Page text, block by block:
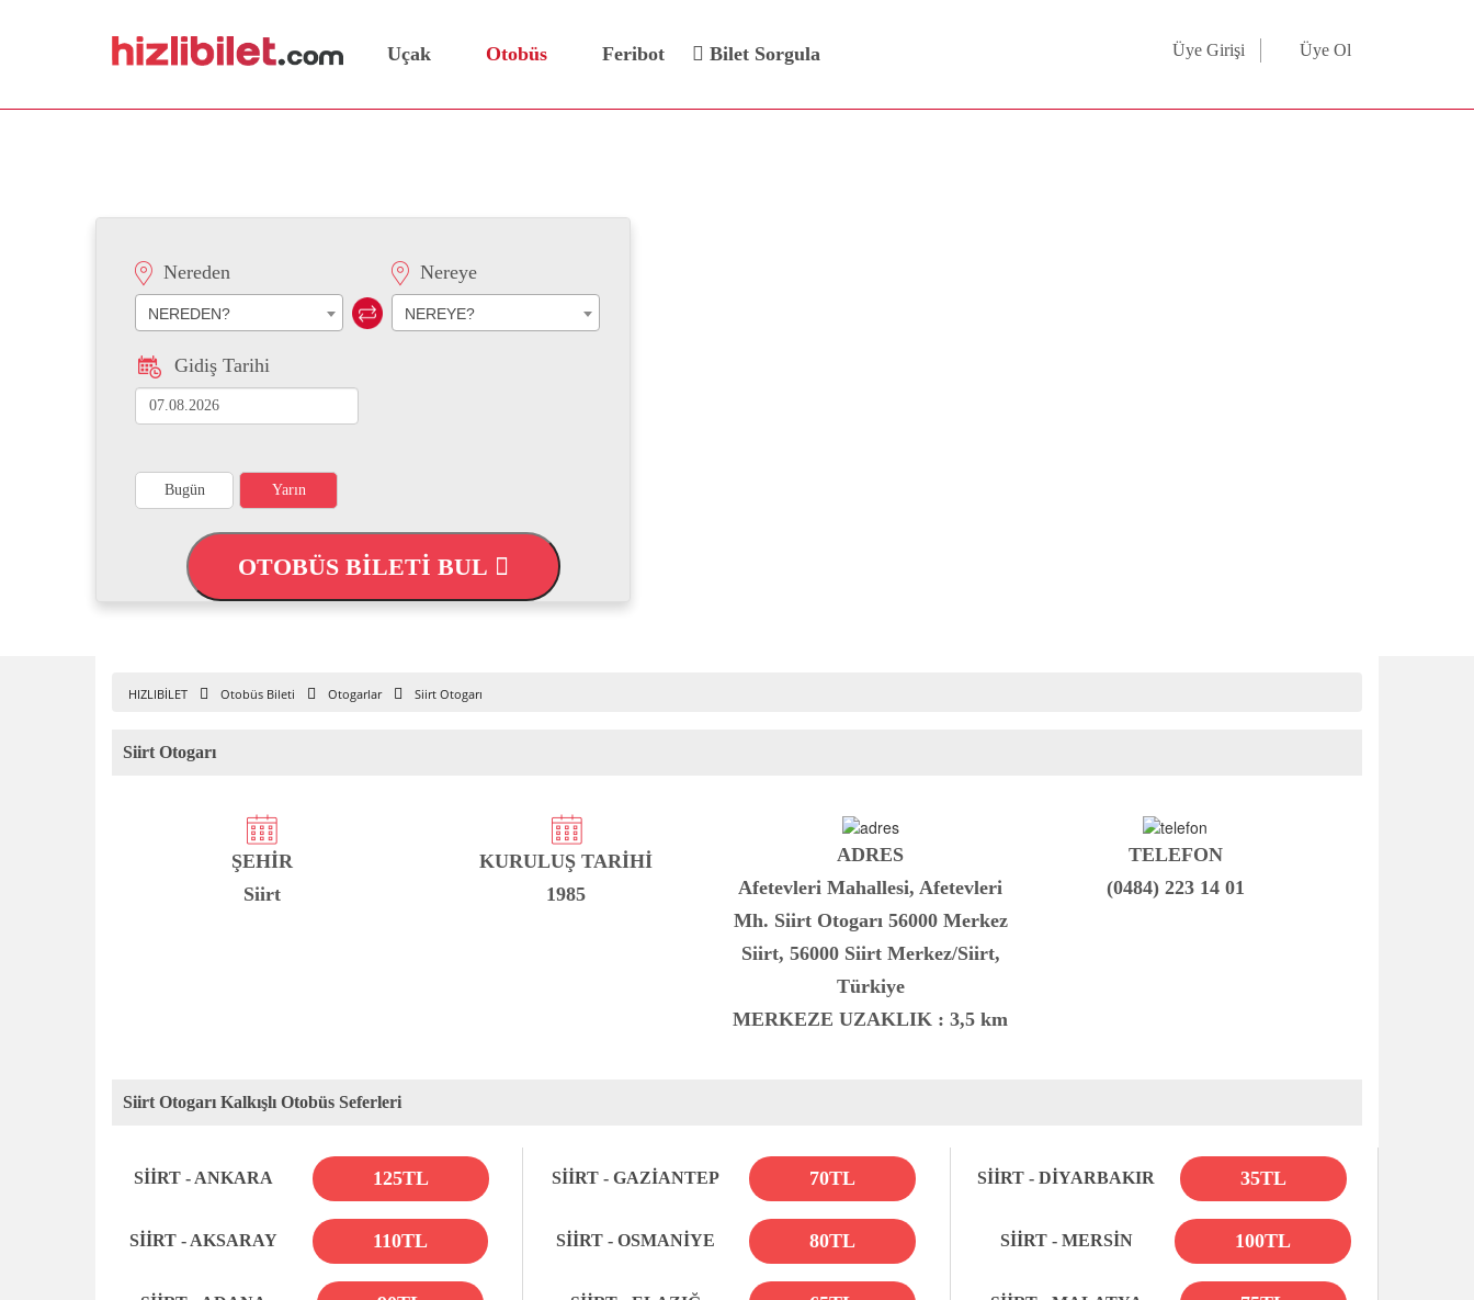
Uçak Otobüs Feribot Bilet Sorgula Üye Girişi Üye Ol
Nereden
NEREDEN?
Nereye
NEREYE?
Gidiş Tarihi
Bugün Yarın
OTOBÜS BİLETİ BUL
HIZLIBİLET Otobüs Bileti Otogarlar Siirt Otogarı
Siirt Otogarı
ŞEHİR
Siirt
KURULUŞ TARİHİ
1985
ADRES
Afetevleri Mahallesi, Afetevleri
Mh. Siirt Otogarı 56000 Merkez
Siirt, 56000 Siirt Merkez/Siirt,
Türkiye
MERKEZE UZAKLIK : 3,5 km
TELEFON
(0484) 223 14 01
Siirt Otogarı Kalkışlı Otobüs Seferleri
SİİRT - ANKARA 125TL
SİİRT - AKSARAY 110TL
SİİRT - GAZİANTEP 70TL
SİİRT - OSMANİYE 80TL
SİİRT - DİYARBAKIR 35TL
SİİRT - MERSİN 100TL